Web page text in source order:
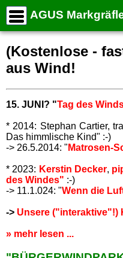
AGUS
START
Aktuelle Termine
Dauertermine
--> NAVIGATION . . . . . . . .
ZIEL
TIPPS
TRANSFORMATION
UNSWELT&RESSOURCEN
MOBILITÄT
DIALOG
(Kostenlose -
aus Wind!
15. JUNI? "Tag des
* 2014: Stephan Cartier,
Das himmlische Kind" :-)
-> 26.5.2014: " Matrosen-
* 2023: Kerstin Decker,
des Windes" :-)
-> 11.1.024: "Wenn die
-> Unsere ("interaktive"!)
» mehr lesen ...